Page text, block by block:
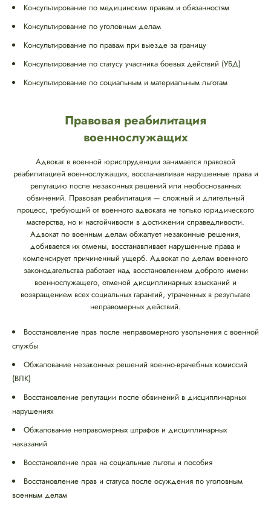
Консультирование по медицинским правам и обязанностям
Консультирование по уголовным делам
Консультирование по правам при выезде за границу
Консультирование по статусу участника боевых действий (УБД)
Консультирование по социальным и материальным льготам
Правовая реабилитация
военнослужащих
Адвокат в военной юриспруденции занимается правовой
реабилитацией военнослужащих, восстанавливая нарушенные права и
репутацию после незаконных решений или необоснованных
обвинений. Правовая реабилитация — сложный и длительный
процесс, требующий от военного адвоката не только юридического
мастерства, но и настойчивости в достижении справедливости.
Адвокат по военным делам обжалует незаконные решения,
добивается их отмены, восстанавливает нарушенные права и
компенсирует причиненный ущерб. Адвокат по делам военного
законодательства работает над восстановлением доброго имени
военнослужащего, отменой дисциплинарных взысканий и
возвращением всех социальных гарантий, утраченных в результате
неправомерных действий.
Восстановление прав после неправомерного увольнения с военной
службы
Обжалование незаконных решений военно-врачебных комиссий
(ВЛК)
Восстановление репутации после обвинений в дисциплинарных
нарушениях
Обжалование неправомерных штрафов и дисциплинарных
наказаний
Восстановление прав на социальные льготы и пособия
Восстановление прав и статуса после осуждения по уголовным
военным делам